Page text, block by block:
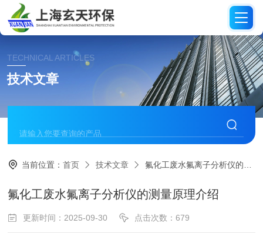
TECHNICAL ARTICLES
技术文章
当前位置：首页 技术文章 氟化工废水氟离子分析仪的测量原理介绍
氟化工废水氟离子分析仪的测量原理介绍
更新时间：2025-09-30 点击次数：679